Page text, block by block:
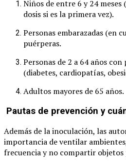
Niños de entre 6 y 24 meses
dosis si es la primera vez).
Personas embarazadas (en
puérperas.
Personas de 2 a 64 años
(diabetes, cardiopatías,
Adultos mayores de 65 años.
Pautas de prevención y
Además de la inoculación, las
importancia de ventilar
frecuencia y no compartir objetos